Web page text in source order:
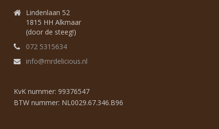
Lindenlaan 52
1815 HH Alkmaar
(door de steeg!)
072 5315634
info@mrdelicious.nl
KvK nummer: 99376547
BTW nummer: NL0029.67.346.B96